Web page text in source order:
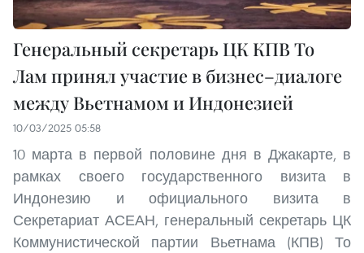
Генеральный секретарь ЦК КПВ То
Лам принял участие в бизнес–диалоге
между Вьетнамом и Индонезией
10/03/2025 05:58
10 марта в первой половине дня в Джакарте, в
рамках своего государственного визита в
Индонезию и официального визита в
Секретариат АСЕАН, генеральный секретарь ЦК
Коммунистической партии Вьетнама (КПВ) То